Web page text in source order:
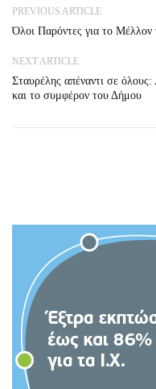
PREVIOUS ARTICLE
Όλοι Παρόντες για το Μέλλον
NEXT ARTICLE
Σταυρέλης απέναντι σε
και το συμφέρον του Δήμου